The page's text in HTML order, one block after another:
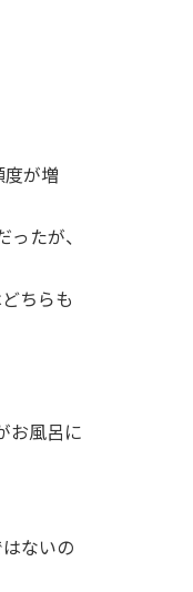
度が増
たが、
ちらも
お風呂に
ないの